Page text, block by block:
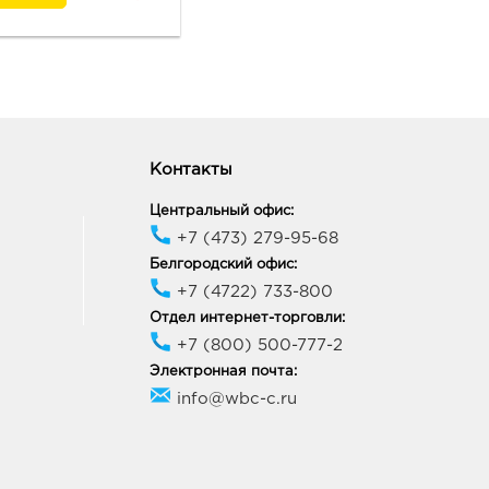
ул Ростовская, д.
9:00 - 21:00
Воронежская обл, г
пр-кт Ленинский, д.
Контакты
Центральный офис:
+7 (473) 279-95-68
Белгородский офис:
+7 (4722) 733-800
Отдел интернет-торговли:
+7 (800) 500-777-2
Электронная почта:
info@wbc-c.ru